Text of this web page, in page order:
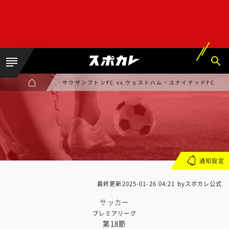
サウザンプトンFC vs ウェストハム・ユナイテッドFC
最終更新2025-01-26 04:21 byスポカレ公式
サッカー
プレミアリーグ
第18節
通知設定